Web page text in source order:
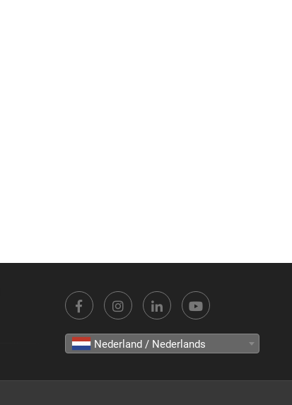
Nederland / Nederlands